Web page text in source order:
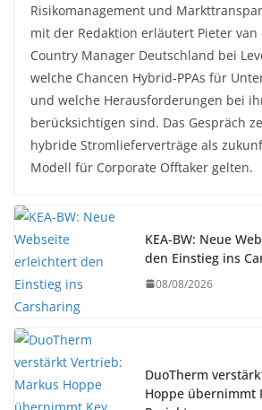
Risikomanagement und
mit der Redaktion erläutert Pieter van
Country Manager Deutschland bei
welche Chancen Hybrid-PPAs für
und welche Herausforderungen bei
berücksichtigen sind. Das Gespräch
hybride Stromlieferverträge als
Modell für Corporate Offtaker gelten.
KEA-BW: Neue
den Einstieg ins
08/08/2026
DuoTherm
Hoppe übernimmt